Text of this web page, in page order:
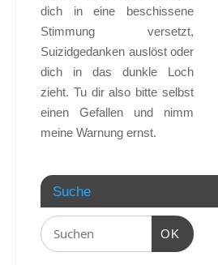
dich in eine beschissene
Stimmung versetzt,
Suizidgedanken auslöst oder
dich in das dunkle Loch
zieht. Tu dir also bitte selbst
einen Gefallen und nimm
meine Warnung ernst.
Suche
OK